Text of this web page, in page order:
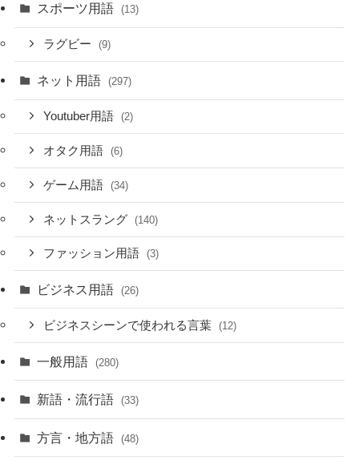
スポーツ用語 (13)
ラグビー (9)
ネット用語 (297)
Youtuber用語 (2)
オタク用語 (6)
ゲーム用語 (34)
ネットスラング (140)
ファッション用語 (3)
ビジネス用語 (26)
ビジネスシーンで使われる言葉 (12)
一般用語 (280)
新語・流行語 (33)
方言・地方語 (48)